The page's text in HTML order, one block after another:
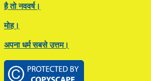
है तो नववर्ष।
मोह।
अपना धर्म सबसे उत्तम।
Footer